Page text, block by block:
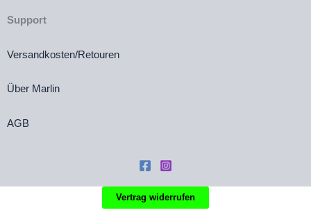
Support
Versandkosten/Retouren
Über Marlin
AGB
Vertrag widerrufen